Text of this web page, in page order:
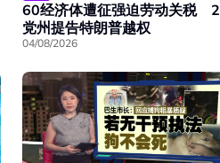
60经济体遭征强迫劳动关税
党州提告特朗普越权
04/08/2026